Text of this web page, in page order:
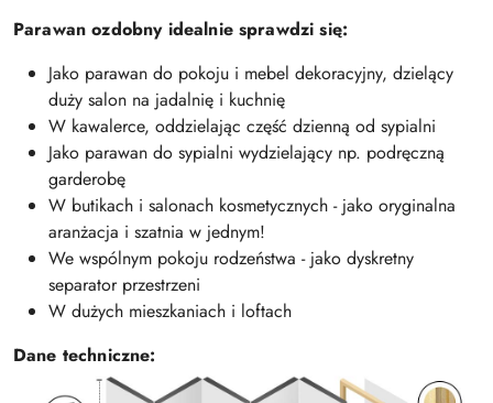
Parawan ozdobny idealnie sprawdzi się:
Jako parawan do pokoju i mebel dekoracyjny, dzielący
duży salon na jadalnię i kuchnię
W kawalerce, oddzielając część dzienną od sypialni
Jako parawan do sypialni wydzielający np. podręczną
garderobę
W butikach i salonach kosmetycznych - jako oryginalna
aranżacja i szatnia w jednym!
We wspólnym pokoju rodzeństwa - jako dyskretny
separator przestrzeni
W dużych mieszkaniach i loftach
Dane techniczne: